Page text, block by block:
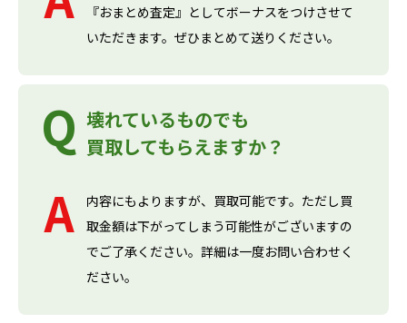
『おまとめ査定』としてボーナスをつけさせて
いただきます。ぜひまとめて送りください。
壊れているものでも
買取してもらえますか？
内容にもよりますが、買取可能です。ただし買
取金額は下がってしまう可能性がございますの
でご了承ください。詳細は一度お問い合わせく
ださい。